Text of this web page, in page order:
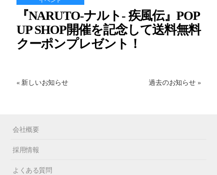
『NARUTO-ナルト- 疾風伝』POP
UP SHOP開催を記念して送料無料
クーポンプレゼント！
« 新しいお知らせ 過去のお知らせ »
会社概要
採用情報
よくある質問